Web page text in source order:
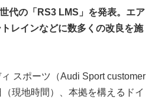
代の「RS3 LMS」を発表。エア
レインなどに数多くの改良を施
スポーツ（Audi Sport customer
現地時間）、本拠を構えるドイ